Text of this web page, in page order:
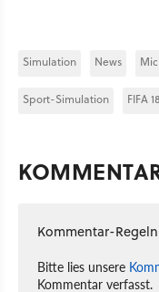
Simulation News
Sport-Simulation FIFA 18
Kommentar-
Bitte lies unsere
Kommentar verfasst.